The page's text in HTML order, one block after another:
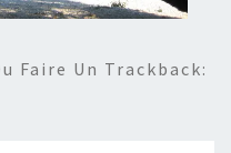
Faire Un Trackback: